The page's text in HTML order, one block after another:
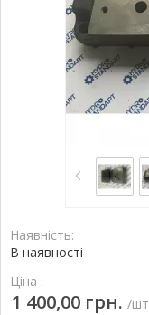
Наявність:
В наявності
Ціна :
1 400,00 грн. /шт